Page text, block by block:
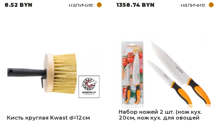
8.52 BYN наличие: 1358.74 BYN наличие:
Кисть круглая Kwast d=12см
Набор ножей 2 шт. (нож кух.
20см, нож кух. для овощей